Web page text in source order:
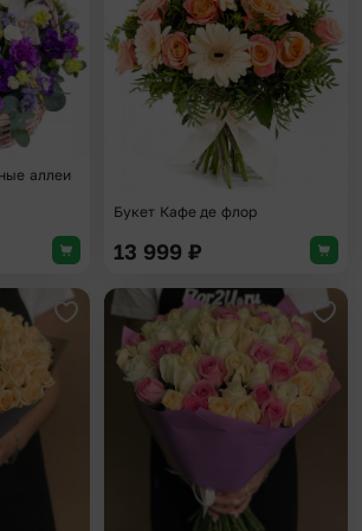
аллеи
Букет Кафе де флор
13 999 ₽
Добавить в избранное